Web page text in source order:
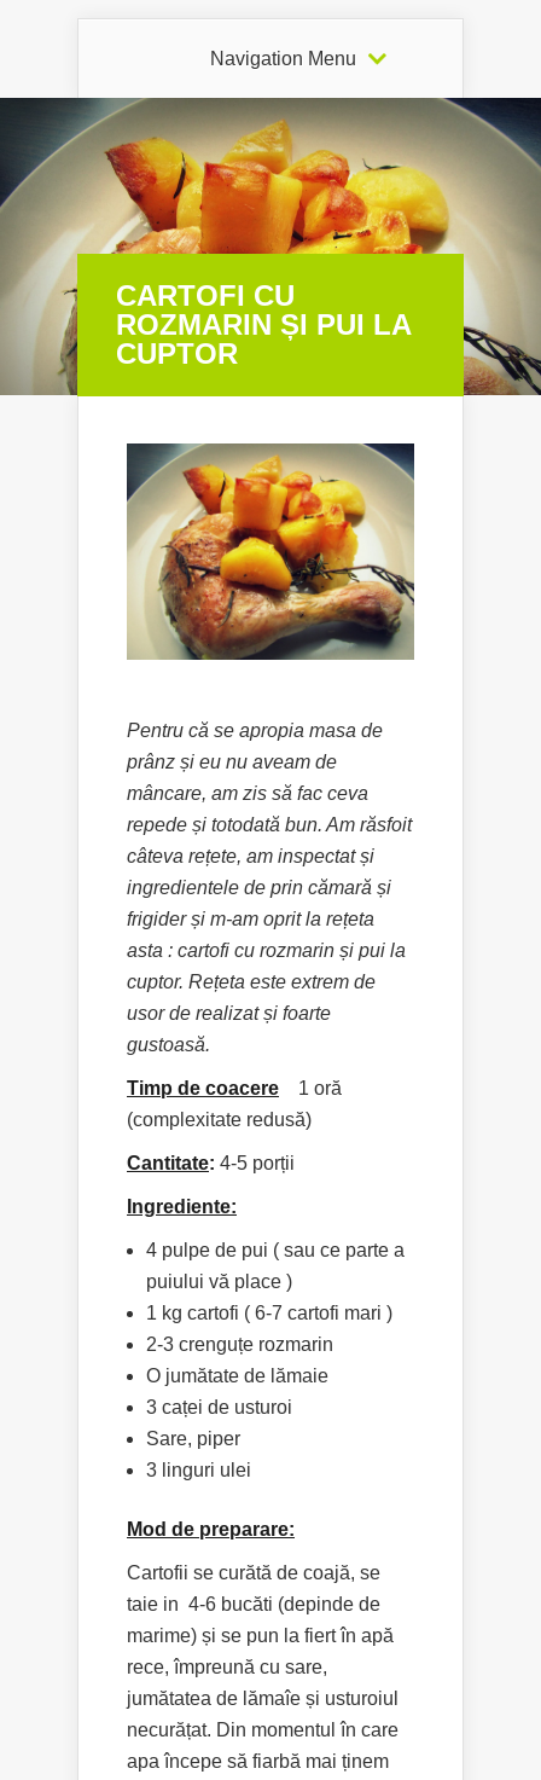
Navigation Menu
CARTOFI CU
ROZMARIN ȘI PUI LA
CUPTOR
Pentru că se apropia masa de
prânz și eu nu aveam de
mâncare, am zis să fac ceva
repede și totodată bun. Am răsfoit
câteva rețete, am inspectat și
ingredientele de prin cămară și
frigider și m-am oprit la rețeta
asta : cartofi cu rozmarin și pui la
cuptor. Rețeta este extrem de
usor de realizat și foarte
gustoasă.
Timp de coacere 1 oră
(complexitate redusă)
Cantitate: 4-5 porții
Ingrediente:
4 pulpe de pui ( sau ce parte a
puiului vă place )
1 kg cartofi ( 6-7 cartofi mari )
2-3 crenguțe rozmarin
O jumătate de lămaie
3 caței de usturoi
Sare, piper
3 linguri ulei
Mod de preparare:
Cartofii se curătă de coajă, se
taie in 4-6 bucăti (depinde de
marime) și se pun la fiert în apă
rece, împreună cu sare,
jumătatea de lămaîe și usturoiul
necurățat. Din momentul în care
apa începe să fiarbă mai ținem